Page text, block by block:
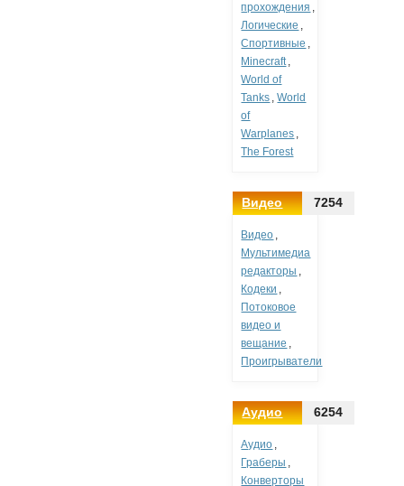
прохождения ,
Логические ,
Спортивные ,
Minecraft,
World of
Tanks ,World
of
Warplanes ,
The Forest
Видео 7254
Видео ,
Мультимедиа
редакторы ,
Кодеки ,
Потоковое
видео и
вещание ,
Проигрыватели
Аудио 6254
Аудио ,
Граберы ,
Конверторы